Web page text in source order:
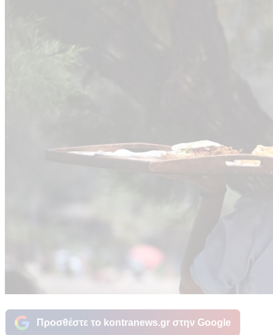
Προσθέστε το kontranews.gr στην Google